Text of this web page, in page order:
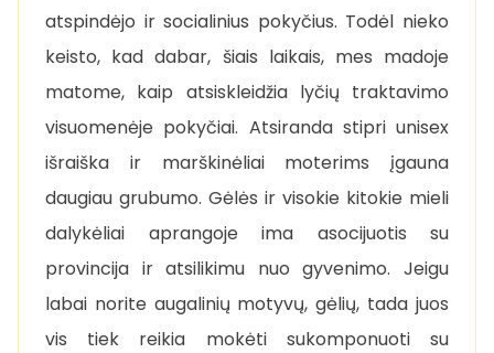
atspindėjo ir socialinius pokyčius. Todėl nieko
keisto, kad dabar, šiais laikais, mes madoje
matome, kaip atsiskleidžia lyčių traktavimo
visuomenėje pokyčiai. Atsiranda stipri unisex
išraiška ir marškinėliai moterims įgauna
daugiau grubumo. Gėlės ir visokie kitokie mieli
dalykėliai aprangoje ima asocijuotis su
provincija ir atsilikimu nuo gyvenimo. Jeigu
labai norite augalinių motyvų, gėlių, tada juos
vis tiek reikia mokėti sukomponuoti su